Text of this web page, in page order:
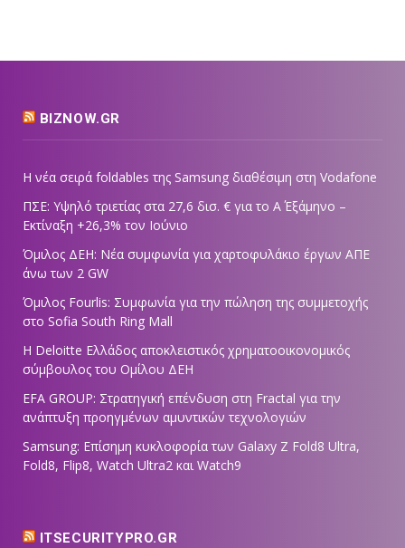
BIZNOW.GR
Η νέα σειρά foldables της Samsung διαθέσιμη στη Vodafone
ΠΣΕ: Υψηλό τριετίας στα 27,6 δισ. € για το Α΄ Εξάμηνο –
Εκτίναξη +26,3% τον Ιούνιο
Όμιλος ΔΕΗ: Νέα συμφωνία για χαρτοφυλάκιο έργων ΑΠΕ
άνω των 2 GW
Όμιλος Fourlis: Συμφωνία για την πώληση της συμμετοχής
στο Sofia South Ring Mall
Η Deloitte Ελλάδος αποκλειστικός χρηματοοικονομικός
σύμβουλος του Ομίλου ΔΕΗ
EFA GROUP: Στρατηγική επένδυση στη Fractal για την
ανάπτυξη προηγμένων αμυντικών τεχνολογιών
Samsung: Επίσημη κυκλοφορία των Galaxy Z Fold8 Ultra,
Fold8, Flip8, Watch Ultra2 και Watch9
ITSECURITYPRO.GR